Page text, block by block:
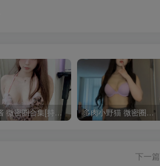
八酱 微密圈合集[持续更新] 多肉小野猫 微密圈合集[持续更新]
下一篇